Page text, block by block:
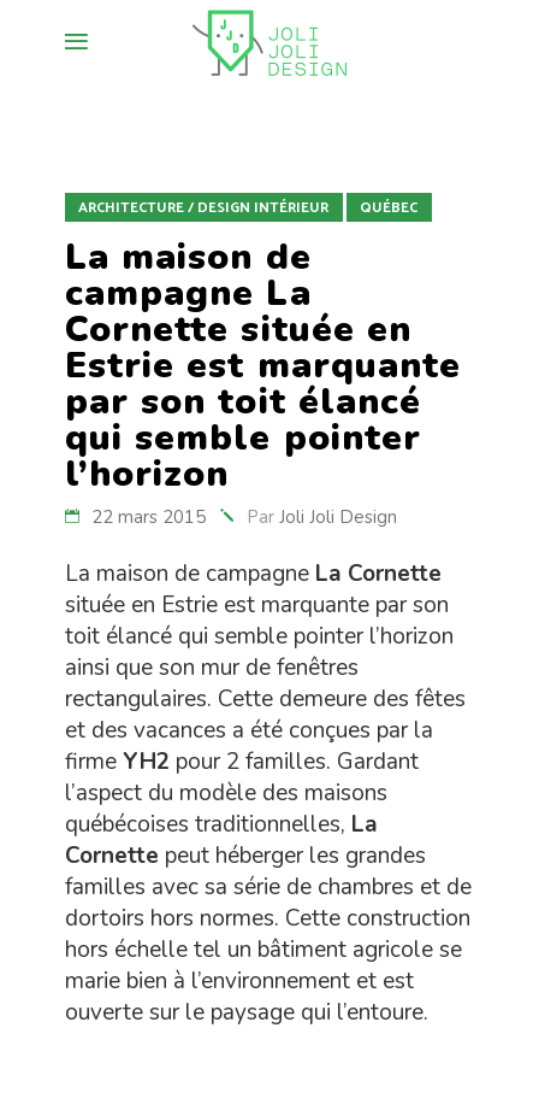
ARCHITECTURE / DESIGN INTÉRIEUR QUÉBEC
La maison de
campagne La
Cornette située en
Estrie est marquante
par son toit élancé
qui semble pointer
l’horizon
22 mars 2015 Par Joli Joli Design
La maison de campagne La Cornette
située en Estrie est marquante par son
toit élancé qui semble pointer l’horizon
ainsi que son mur de fenêtres
rectangulaires. Cette demeure des fêtes
et des vacances a été conçues par la
firmeYH2 pour 2 familles. Gardant
l’aspect du modèle des maisons
québécoises traditionnelles, La
Cornette peut héberger les grandes
familles avec sa série de chambres et de
dortoirs hors normes. Cette construction
hors échelle tel un bâtiment agricole se
marie bien à l’environnement et est
ouverte sur le paysage qui l’entoure.